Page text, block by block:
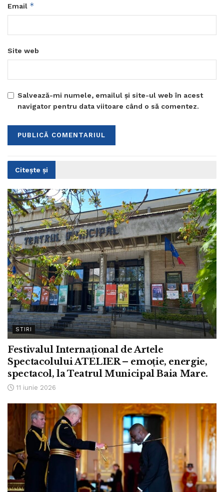
Email *
Site web
Salvează-mi numele, emailul și site-ul web în acest
navigator pentru data viitoare când o să comentez.
Citește și
STIRI
Festivalul Internațional de Artele
Spectacolului ATELIER – emoție, energie,
spectacol, la Teatrul Municipal Baia Mare.
11 iunie 2026